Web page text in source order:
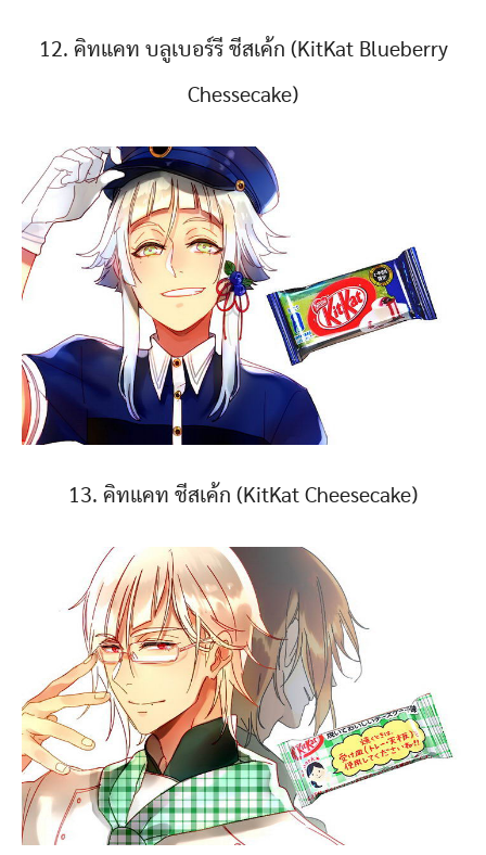
12. คิทแคท บลูเบอร์รี ชีสเค้ก (KitKat Blueberry
Chessecake)
13. คิทแคท ชีสเค้ก (KitKat Cheesecake)